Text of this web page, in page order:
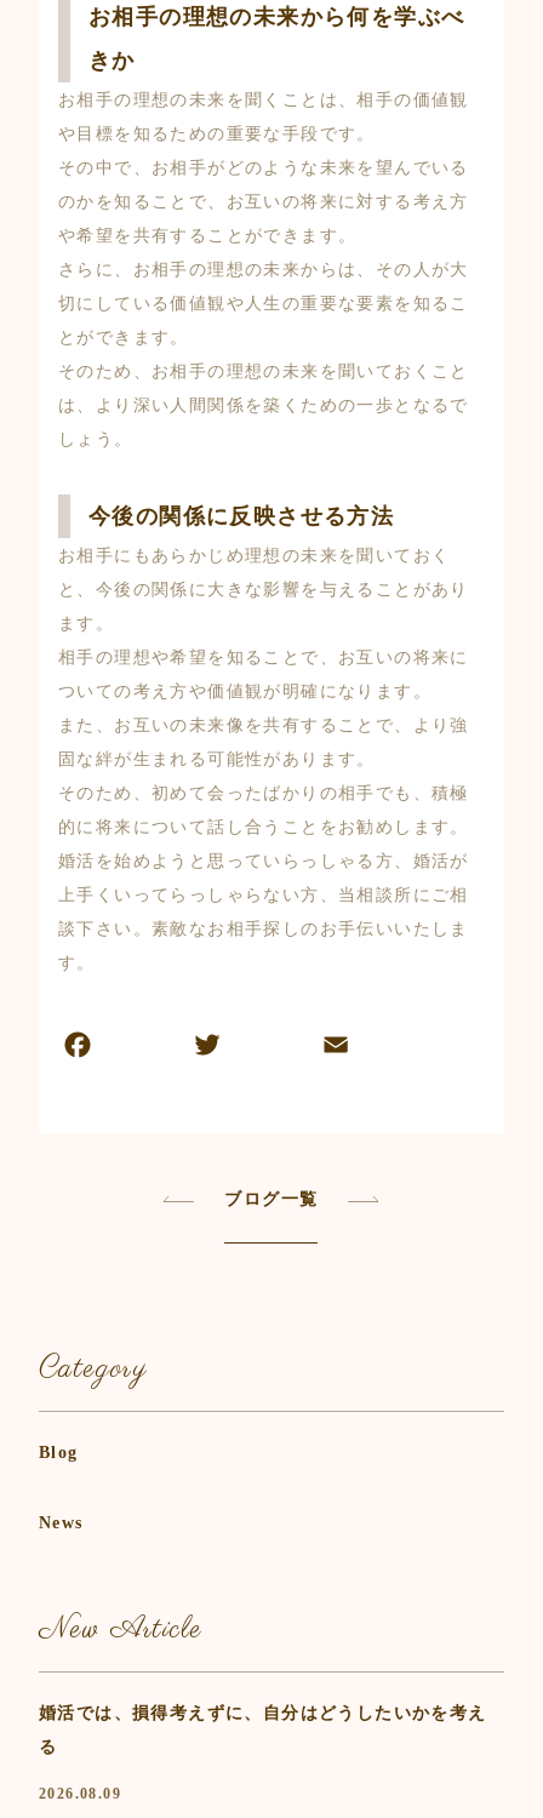
お相手の理想の未来から何を学ぶべ
きか
お相手の理想の未来を聞くことは、相手の価値観
や目標を知るための重要な手段です。
その中で、お相手がどのような未来を望んでいる
のかを知ることで、お互いの将来に対する考え方
や希望を共有することができます。
さらに、お相手の理想の未来からは、その人が大
切にしている価値観や人生の重要な要素を知るこ
とができます。
そのため、お相手の理想の未来を聞いておくこと
は、より深い人間関係を築くための一歩となるで
しょう。
今後の関係に反映させる方法
お相手にもあらかじめ理想の未来を聞いておく
と、今後の関係に大きな影響を与えることがあり
ます。
相手の理想や希望を知ることで、お互いの将来に
ついての考え方や価値観が明確になります。
また、お互いの未来像を共有することで、より強
固な絆が生まれる可能性があります。
そのため、初めて会ったばかりの相手でも、積極
的に将来について話し合うことをお勧めします。
婚活を始めようと思っていらっしゃる方、婚活が
上手くいってらっしゃらない方、当相談所にご相
談下さい。素敵なお相手探しのお手伝いいたしま
す。
ブログ一覧
Category
Blog
News
New Article
婚活では、損得考えずに、自分はどうしたいかを考え
る
2026.08.09